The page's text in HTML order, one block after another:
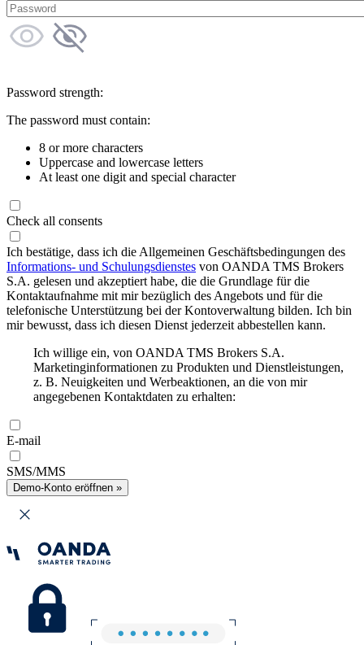
Password strength:
The password must contain:
8 or more characters
Uppercase and lowercase letters
At least one digit and special character
Check all consents
Ich bestätige, dass ich die Allgemeinen Geschäftsbedingungen des
Informations- und Schulungsdienstes von OANDA TMS Brokers
S.A. gelesen und akzeptiert habe, die die Grundlage für die
Kontaktaufnahme mit mir bezüglich des Angebots und für die
telefonische Unterstützung bei der Kontoverwaltung bilden. Ich bin
mir bewusst, dass ich diesen Dienst jederzeit abbestellen kann.
Ich willige ein, von OANDA TMS Brokers S.A.
Marketinginformationen zu Produkten und Dienstleistungen,
z. B. Neuigkeiten und Werbeaktionen, an die von mir
angegebenen Kontaktdaten zu erhalten:
E-mail
SMS/MMS
Demo-Konto eröffnen »